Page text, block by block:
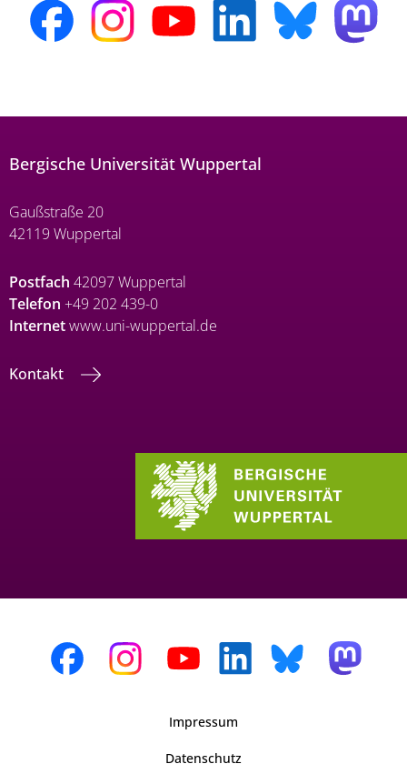
Bergische Universität Wuppertal
Gaußstraße 20
42119 Wuppertal
Postfach 42097 Wuppertal
Telefon +49 202 439-0
Internetwww.uni-wuppertal.de
Kontakt
Impressum
Datenschutz